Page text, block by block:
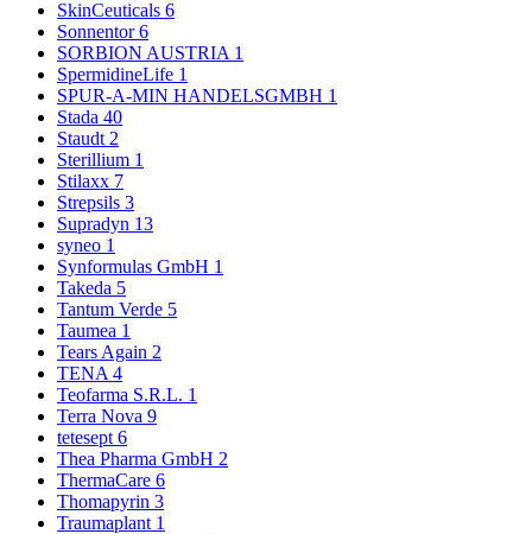
SkinCeuticals 6
Sonnentor6
SORBION AUSTRIA 1
SpermidineLife 1
SPUR-A-MIN HANDELSGMBH 1
Stada 40
Staudt2
Sterillium 1
Stilaxx 7
Strepsils 3
Supradyn 13
syneo 1
Synformulas GmbH 1
Takeda 5
Tantum Verde 5
Taumea 1
Tears Again 2
TENA4
Teofarma S.R.L. 1
Terra Nova 9
tetesept6
Thea Pharma GmbH 2
ThermaCare 6
Thomapyrin 3
Traumaplant 1